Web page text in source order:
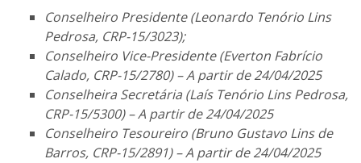
Conselheiro Presidente (Leonardo Tenório Lins
Pedrosa, CRP-15/3023);
Conselheiro Vice-Presidente (Everton Fabrício
Calado, CRP-15/2780) – A partir de 24/04/2025
Conselheira Secretária (Laís Tenório Lins Pedrosa,
CRP-15/5300) – A partir de 24/04/2025
Conselheiro Tesoureiro (Bruno Gustavo Lins de
Barros, CRP-15/2891) – A partir de 24/04/2025